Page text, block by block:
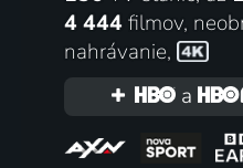
4 444 filmov,
nahrávanie,
a